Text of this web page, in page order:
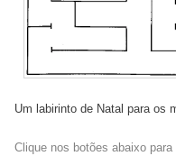
Um labirinto de Natal para os
Clique nos botões abaixo